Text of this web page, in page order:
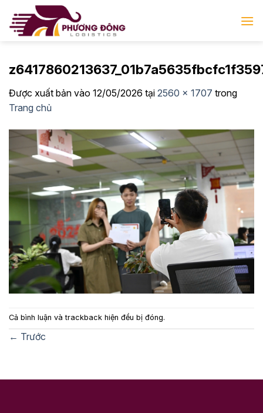
qua
Được xuất bản vào 12/05/2026 tại 2560 × 1707 trong
Trang chủ
Cả bình luận và trackback hiện đều bị đóng.
← Trước